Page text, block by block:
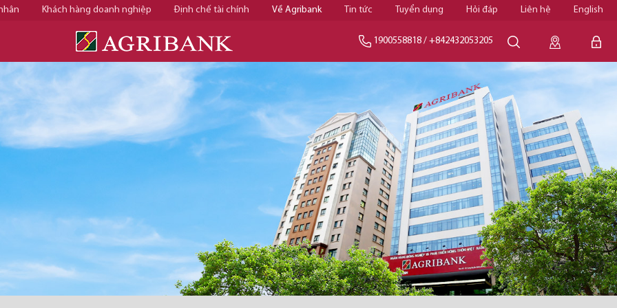
Khách hàng doanh nghiệp Định chế tài chính Về Agribank Tin tức Tuyển dụng Hỏi đáp Liên hệ English
1900558818 / +842432053205